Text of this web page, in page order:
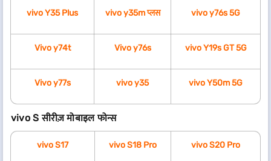
vivo Y35 Plus vivo y35m प्लस vivo y76s 5G
Vivo y74t Vivo y76s vivo Y19s GT 5G
Vivo y77s vivo y35 vivo Y50m 5G
vivo S सीरीज़ मोबाइल फोन्स
vivo S17 vivo S18 Pro vivo S20 Pro